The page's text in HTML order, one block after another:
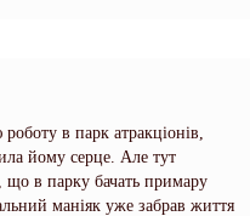
в парк атракціонів,
йому серце. Але тут
що в парку бачать примару
маніяк уже забрав життя